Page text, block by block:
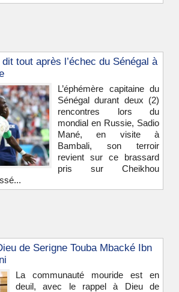
tout après l’échec du Sénégal à
L’éphémère capitaine du
Sénégal durant deux (2)
rencontres lors du
mondial en Russie, Sadio
Mané, en visite à
Bambali, son terroir
revient sur ce brassard
pris sur Cheikhou
de Serigne Touba Mbacké Ibn
La communauté mouride est en
deuil, avec le rappel à Dieu de